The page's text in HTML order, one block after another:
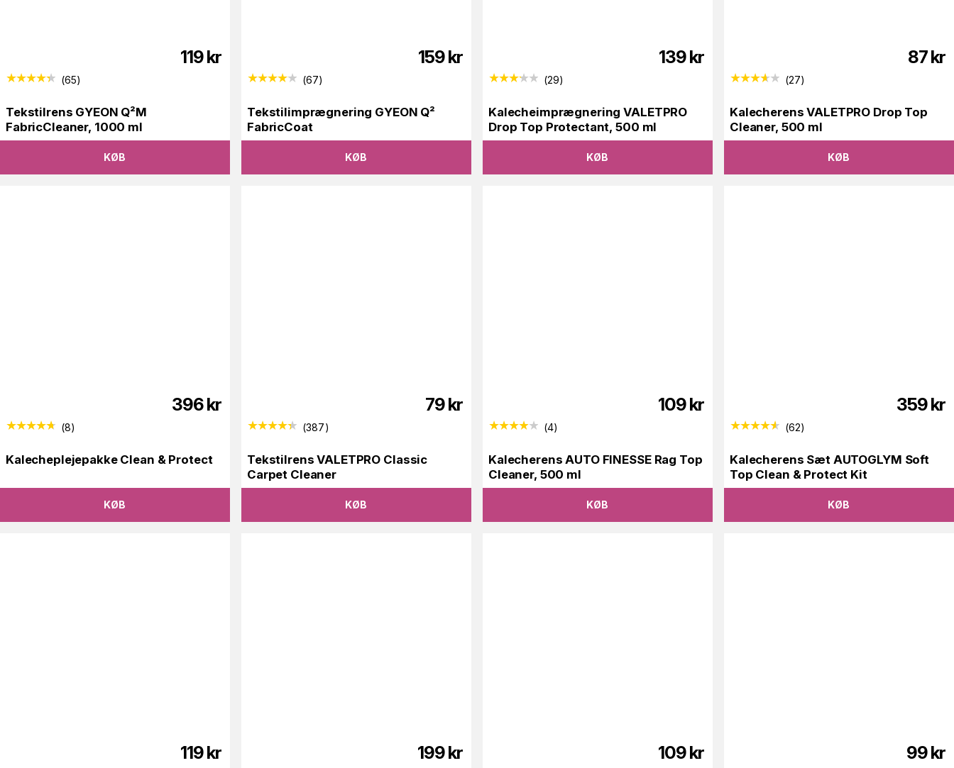
119kr
(65)
Tekstilrens GYEON Q²M
FabricCleaner, 1000 ml
KØB
159kr
(67)
Tekstilimprægnering GYEON Q²
FabricCoat
KØB
139kr
(29)
Kalecheimprægnering VALETPRO
Drop Top Protectant, 500 ml
KØB
87kr
(27)
Kalecherens VALETPRO Drop Top
Cleaner, 500 ml
KØB
396kr
(8)
Kalecheplejepakke Clean & Protect
KØB
79kr
(387)
Tekstilrens VALETPRO Classic
Carpet Cleaner
KØB
109kr
(4)
Kalecherens AUTO FINESSE Rag Top
Cleaner, 500 ml
KØB
359kr
(62)
Kalecherens Sæt AUTOGLYM Soft
Top Clean & Protect Kit
KØB
119kr 199kr 109kr 99kr